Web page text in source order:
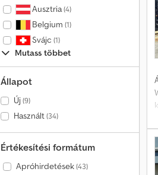
Ausztria(4)
Belgium (1)
Svájc (1)
Mutass többet
Állapot
Új(9)
Használt(34)
Értékesítési formátum
Apróhirdetések(43)